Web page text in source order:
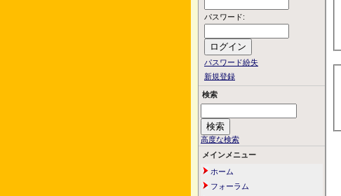
パスワード:
パスワード紛失
新規登録
検索
高度な検索
メインメニュー
ホーム
フォーラム